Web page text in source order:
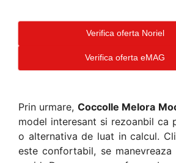
Verifica oferta Noriel
Verifica oferta eMAG
Prin urmare, Coccolle Melora
model interesant si rezoanbil ca
o alternativa de luat in calcul.
este confortabil, se